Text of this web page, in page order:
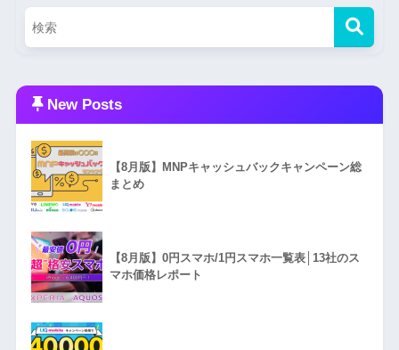
New Posts
【8月版】MNPキャッシュバックキャンペーン総
まとめ
【8月版】0円スマホ/1円スマホ一覧表│13社のス
マホ価格レポート